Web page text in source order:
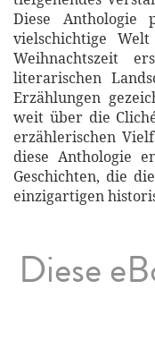
Diese Anthologie
vielschichtige
Weihnachtszeit
literarischen
Erzählungen
weit über die
erzählerischen
diese Anthologie
Geschichten, die
einzigartigen
Diese